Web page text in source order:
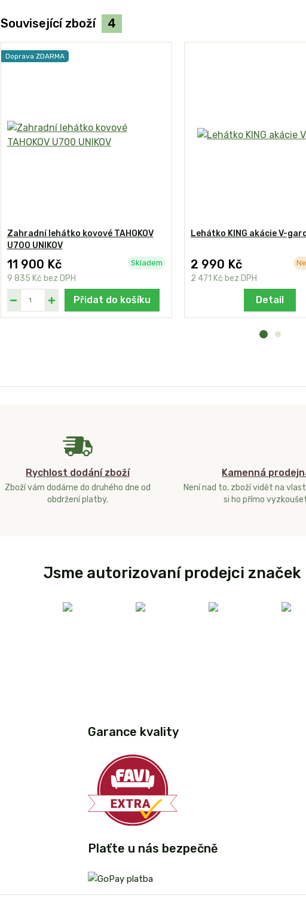
Související zboží 4
Doprava ZDARMA
Zahradní lehátko kovové TAHOKOV
U700 UNIKOV
11 900 Kč
9 835 Kč bez DPH
Skladem
Přidat do košíku
Lehátko KING akácie V-
2 990 Kč
2 471 Kč bez DPH
Detail
Rychlost dodání zboží
Zboží vám dodáme do druhého dne od
obdržení platby.
Kamenná
Není nad to, zboží vidět na
si ho přímo
Jsme autorizovaní prodejci značek
Garance kvality
Plaťte u nás bezpečně